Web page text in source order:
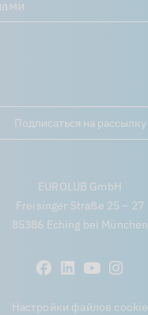
Подписаться на рассылку
EUROLUB GmbH
Freisinger Straße 25 – 27
85386 Eching bei München
Настройки файлов cookie